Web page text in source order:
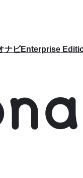
ナビEnterprise